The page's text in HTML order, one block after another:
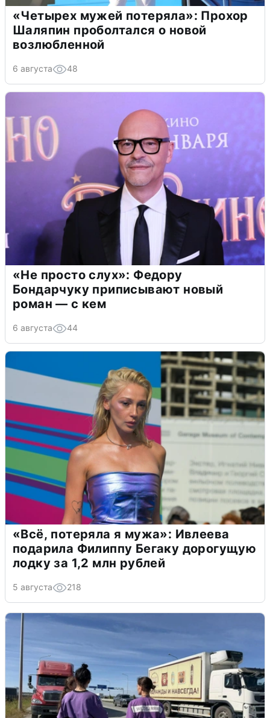
«Четырех мужей потеряла»: Прохор
Шаляпин проболтался о новой
возлюбленной
6 августа 48
«Не просто слух»: Федору
Бондарчуку приписывают новый
роман — с кем
6 августа 44
«Всё, потеряла я мужа»: Ивлеева
подарила Филиппу Бегаку дорогущую
лодку за 1,2 млн рублей
5 августа 218